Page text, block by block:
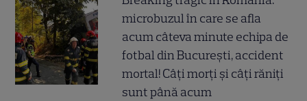
microbuzul în care se afla
acum câteva minute echipa de
fotbal din București, accident
mortal! Câți morți și câți răniți
sunt până acum